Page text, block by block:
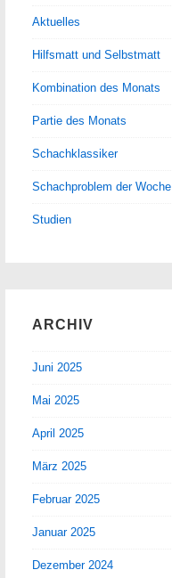
Aktuelles
Hilfsmatt und Selbstmatt
Kombination des Monats
Partie des Monats
Schachklassiker
Schachproblem der Woche
Studien
ARCHIV
Juni 2025
Mai 2025
April 2025
März 2025
Februar 2025
Januar 2025
Dezember 2024